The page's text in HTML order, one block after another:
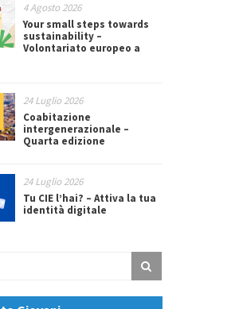
4 Agosto 2026
Your small steps towards
sustainability –
Volontariato europeo a
24 Luglio 2026
Coabitazione
intergenerazionale –
Quarta edizione
24 Luglio 2026
Tu CIE l’hai? – Attiva la tua
identità digitale